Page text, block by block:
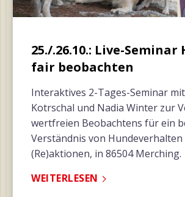
25./.26.10.: Live-Seminar
fair beobachten
Interaktives 2-Tages-Seminar
Kotrschal und Nadia Winter zur
wertfreien Beobachtens für ein
Verständnis von Hundeverhalten
(Re)aktionen, in 86504 Merching.
WEITERLESEN